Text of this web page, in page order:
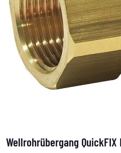
Wellrohrübergang QuickFIX